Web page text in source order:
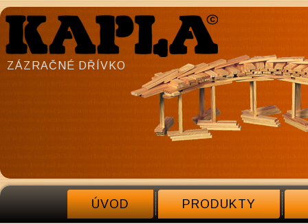
ZÁZRAČNÉ DŘÍVKO
ÚVOD PRODUKTY